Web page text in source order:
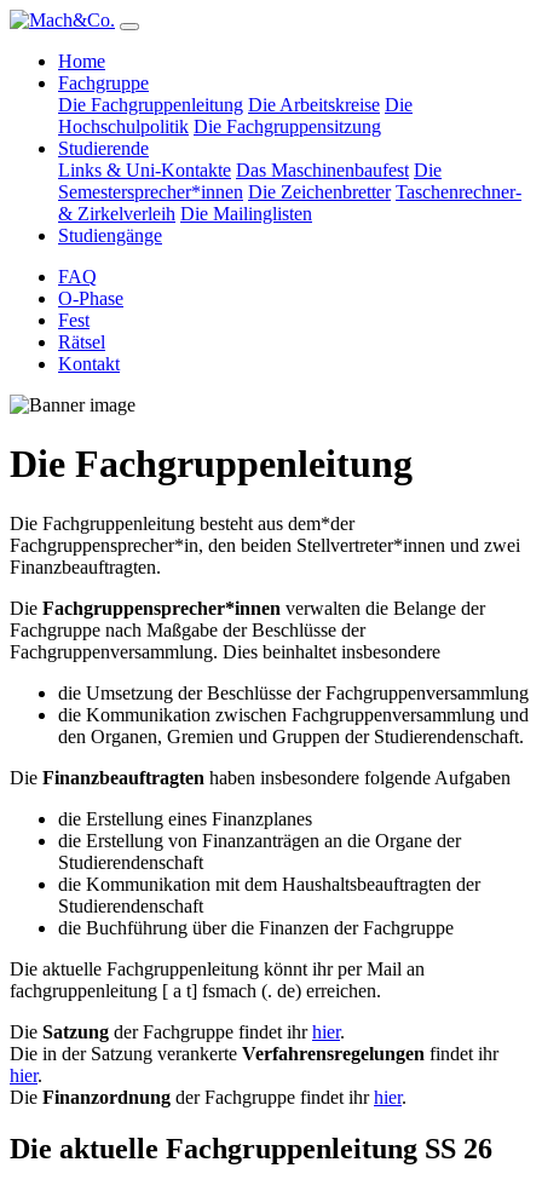
Home
Fachgruppe
Die Fachgruppenleitung Die Arbeitskreise Die
Hochschulpolitik Die Fachgruppensitzung
Studierende
Links & Uni-Kontakte Das Maschinenbaufest Die
Semestersprecher*innen Die Zeichenbretter Taschenrechner-
& Zirkelverleih Die Mailinglisten
Studiengänge
FAQ
O-Phase
Fest
Rätsel
Kontakt
Die Fachgruppenleitung
Die Fachgruppenleitung besteht aus dem*der
Fachgruppensprecher*in, den beiden Stellvertreter*innen und zwei
Finanzbeauftragten.
Die Fachgruppensprecher*innen verwalten die Belange der
Fachgruppe nach Maßgabe der Beschlüsse der
Fachgruppenversammlung. Dies beinhaltet insbesondere
die Umsetzung der Beschlüsse der Fachgruppenversammlung
die Kommunikation zwischen Fachgruppenversammlung und
den Organen, Gremien und Gruppen der Studierendenschaft.
Die Finanzbeauftragten haben insbesondere folgende Aufgaben
die Erstellung eines Finanzplanes
die Erstellung von Finanzanträgen an die Organe der
Studierendenschaft
die Kommunikation mit dem Haushaltsbeauftragten der
Studierendenschaft
die Buchführung über die Finanzen der Fachgruppe
Die aktuelle Fachgruppenleitung könnt ihr per Mail an
fachgruppenleitung [ a t] fsmach (. de) erreichen.
Die Satzung der Fachgruppe findet ihrhier.
Die in der Satzung verankerte Verfahrensregelungen findet ihr
hier.
Die Finanzordnung der Fachgruppe findet ihrhier.
Die aktuelle Fachgruppenleitung SS 26